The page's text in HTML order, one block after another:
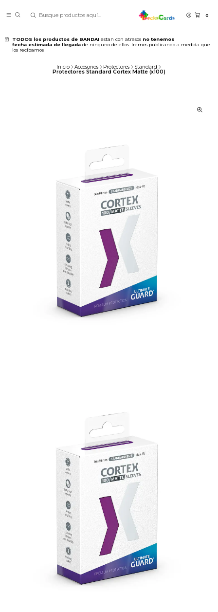
0
TODOS los productos de BANDAI estan con atrasos no tenemos
fecha estimada de llegada de ninguno de ellos. Iremos publicando a medida que
los recibamos
Inicio Accesorios Protectores
Standard
Protectores Standard Cortex Matte (x100)